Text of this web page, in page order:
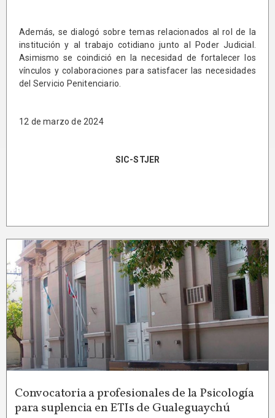
Además, se dialogó sobre temas relacionados al rol de la
institución y al trabajo cotidiano junto al Poder Judicial.
Asimismo se coindició en la necesidad de fortalecer los
vínculos y colaboraciones para satisfacer las necesidades
del Servicio Penitenciario.
12 de marzo de 2024
SIC-STJER
Convocatoria a profesionales de la Psicología
para suplencia en ETIs de Gualeguaychú